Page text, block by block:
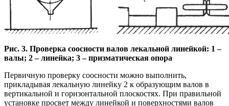
Рис. 3. Проверка соосности валов лекальной линейкой: 1 –
валы; 2 – линейка; 3 – призматическая опора
Первичную проверку соосности можно выполнить,
прикладывая лекальную линейку 2 к образующим валов в
вертикальной и горизонтальной плоскостях. При правильной
установке просвет между линейкой и поверхностями валов